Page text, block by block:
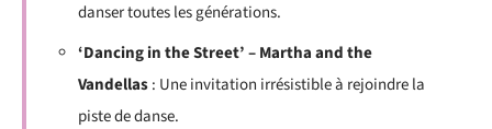
danser toutes les générations.
‘Dancing in the Street’ – Martha and the
Vandellas: Une invitation irrésistible à rejoindre la
piste de danse.